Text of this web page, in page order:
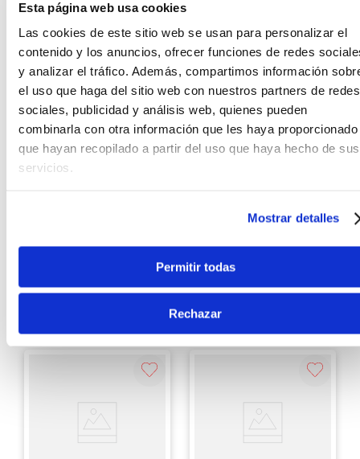
Esta página web usa cookies
Las cookies de este sitio web se usan para personalizar el
contenido y los anuncios, ofrecer funciones de redes
y analizar el tráfico. Además, compartimos información
el uso que haga del sitio web con nuestros partners de redes
sociales, publicidad y análisis web, quienes pueden
combinarla con otra información que les haya proporcionado
que hayan recopilado a partir del uso que haya hecho de sus
servicios.
Mostrar detalles
Permitir todas
Rechazar
¡Último Stock!
Agregar
LTD TL6N NT
S/ 3559
Sin Stock Online